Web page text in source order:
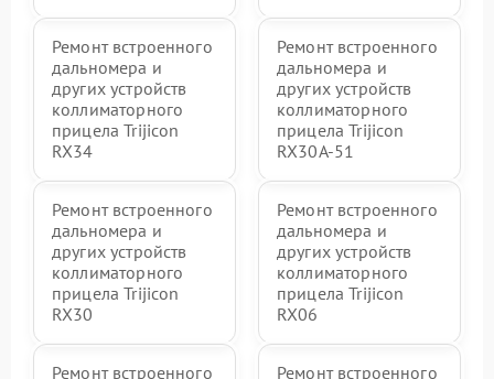
Ремонт встроенного
дальномера и
других устройств
коллиматорного
прицела Trijicon
RX34
Ремонт встроенного
дальномера и
других устройств
коллиматорного
прицела Trijicon
RX30A-51
Ремонт встроенного
дальномера и
других устройств
коллиматорного
прицела Trijicon
RX30
Ремонт встроенного
дальномера и
других устройств
коллиматорного
прицела Trijicon
RX06
Ремонт встроенного Ремонт встроенного